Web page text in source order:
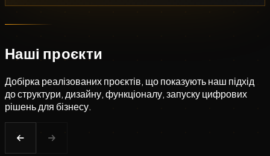
Наші проєкти
Добірка реалізованих проєктів, що показують наш підхід
до структури, дизайну, функціоналу, запуску цифрових
рішень для бізнесу.